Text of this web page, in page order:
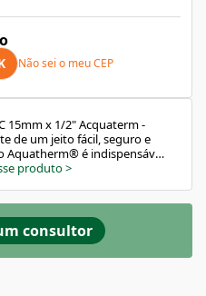
Não sei o meu CEP
15mm x 1/2" Acquaterm -
de um jeito fácil, seguro e
Aquatherm® é indispensável
comércios e
e registros. Fabricado
ao inserto metálico. Destaca-
instalação.Aplicação •
de água quente e
- Dispensa
produto>
consultor